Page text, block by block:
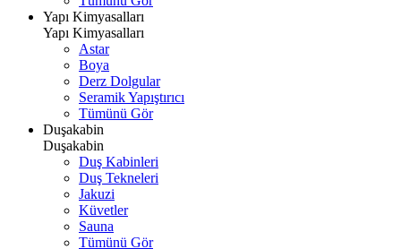
Yapı Kimyasalları
Yapı Kimyasalları
Astar
Boya
Derz Dolgular
Seramik Yapıştırıcı
Tümünü Gör
Duşakabin
Duşakabin
Duş Kabinleri
Duş Tekneleri
Jakuzi
Küvetler
Sauna
Tümünü Gör